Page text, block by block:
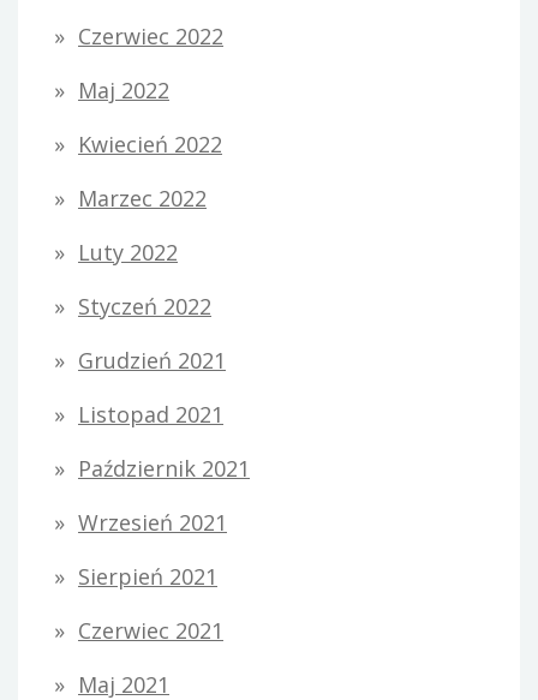
Czerwiec 2022
Maj 2022
Kwiecień 2022
Marzec 2022
Luty 2022
Styczeń 2022
Grudzień 2021
Listopad 2021
Październik 2021
Wrzesień 2021
Sierpień 2021
Czerwiec 2021
Maj 2021